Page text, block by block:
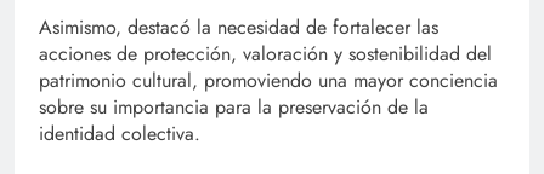
Asimismo, destacó la necesidad de fortalecer las
acciones de protección, valoración y sostenibilidad del
patrimonio cultural, promoviendo una mayor conciencia
sobre su importancia para la preservación de la
identidad colectiva.